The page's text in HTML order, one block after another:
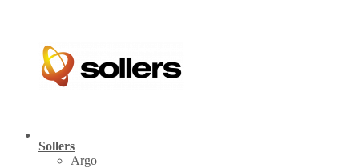
Sollers
Argo